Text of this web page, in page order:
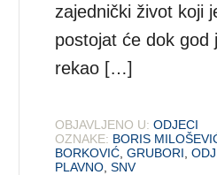
zajednički život koji
postojat će dok god
rekao […]
OBJAVLJENO U: ODJECI
OZNAKE: BORIS
BORKOVIĆ ,GRUBORI ,
PLAVNO ,SNV